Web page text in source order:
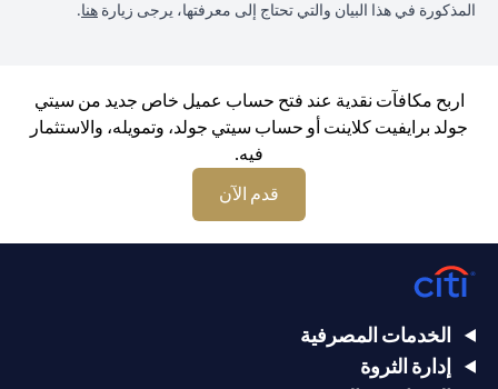
المذكورة في هذا البيان والتي تحتاج إلى معرفتها، يرجى زيارة هنا.
اربح مكافآت نقدية عند فتح حساب عميل خاص جديد من سيتي
جولد برايفيت كلاينت أو حساب سيتي جولد، وتمويله، والاستثمار
فيه.
قدم الآن
الخدمات المصرفية
إدارة الثروة